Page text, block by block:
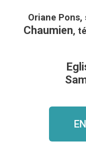
Oriane Pons,
Chaumien,